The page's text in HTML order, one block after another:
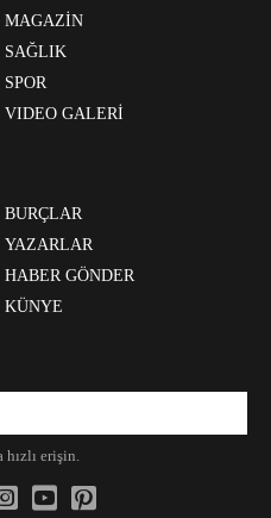
MAGAZİN
SAĞLIK
SPOR
VIDEO GALERİ
BURÇLAR
YAZARLAR
HABER GÖNDER
KÜNYE
erişin.